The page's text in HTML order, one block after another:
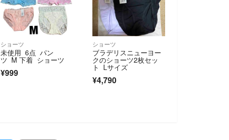
ショーツ
未使用 6点 パン
ツ M 下着 ショーツ
¥999
ショーツ
ブラデリスニューヨー
クのショーツ2枚セッ
ト Lサイズ
¥4,790